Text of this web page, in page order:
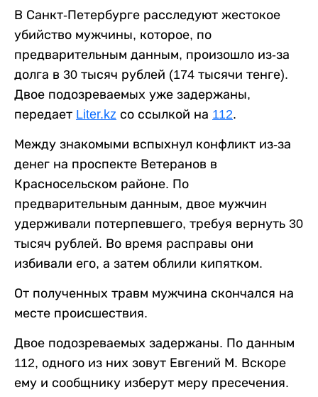
В Санкт-Петербурге расследуют жестокое
убийство мужчины, которое, по
предварительным данным, произошло из-за
долга в 30 тысяч рублей (174 тысячи тенге).
Двое подозреваемых уже задержаны,
передает Liter.kz со ссылкой на 112.
Между знакомыми вспыхнул конфликт из-за
денег на проспекте Ветеранов в
Красносельском районе. По
предварительным данным, двое мужчин
удерживали потерпевшего, требуя вернуть 30
тысяч рублей. Во время расправы они
избивали его, а затем облили кипятком.
От полученных травм мужчина скончался на
месте происшествия.
Двое подозреваемых задержаны. По данным
112, одного из них зовут Евгений М. Вскоре
ему и сообщнику изберут меру пресечения.